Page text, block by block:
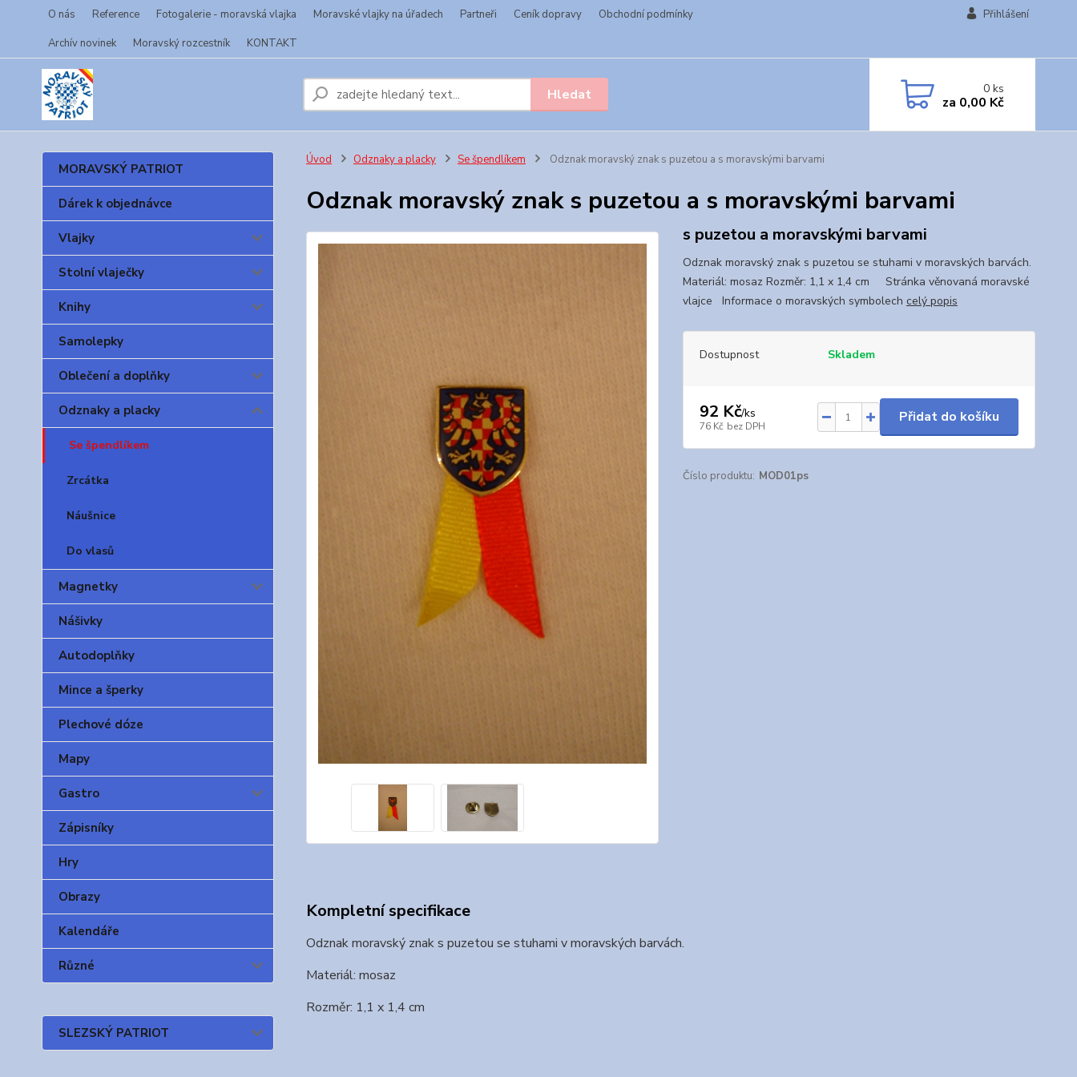
O nás Reference Fotogalerie - moravská vlajka Moravské vlajky na úřadech Partneři Ceník dopravy
Obchodní podmínky
Archív novinek
Moravský rozcestník KONTAKT
Přihlášení
Hledat 0ks
za 0,00 Kč
MORAVSKÝ PATRIOT
Dárek k objednávce
Vlajky
Stolní vlaječky
Knihy
Samolepky
Oblečení a doplňky
Odznaky a placky
Se špendlíkem
Zrcátka
Náušnice
Do vlasů
Magnetky
Nášivky
Autodoplňky
Mince a šperky
Plechové dóze
Mapy
Gastro
Zápisníky
Hry
Obrazy
Kalendáře
Různé
SLEZSKÝ PATRIOT
Úvod Odznaky a placky Se špendlíkem Odznak moravský znak s puzetou a s moravskými barvami
Odznak moravský znak s puzetou a s moravskými barvami
s puzetou a moravskými barvami
Odznak moravský znak s puzetou se stuhami v moravských barvách.
Materiál: mosaz Rozměr: 1,1 x 1,4 cm Stránka věnovaná moravské
vlajce Informace o moravských symbolech celý popis
Dostupnost Skladem
92 Kč/ks
76 Kč bez DPH
Přidat do košíku
Číslo produktu: MOD01ps
Kompletní specifikace
Odznak moravský znak s puzetou se stuhami v moravských barvách.
Materiál: mosaz
Rozměr: 1,1 x 1,4 cm